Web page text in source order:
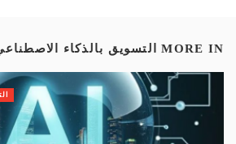
MORE IN التسويق بالذكاء